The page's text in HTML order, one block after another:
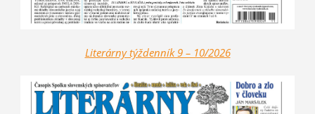
Literárny týždenník 9 – 10/2026